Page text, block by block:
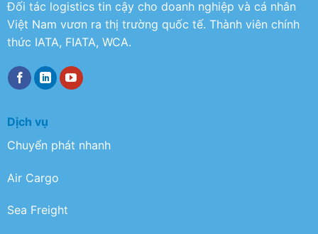
Đối tác logistics tin cậy cho doanh nghiệp và cá nhân
Việt Nam vươn ra thị trường quốc tế. Thành viên chính
thức IATA, FIATA, WCA.
Dịch vụ
Chuyển phát nhanh
Air Cargo
Sea Freight